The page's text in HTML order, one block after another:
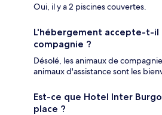
Oui, il y a 2 piscines couvertes.
L'hébergement accepte-t-il
compagnie ?
Désolé, les animaux de
animaux d'assistance sont les
Est-ce que Hotel Inter
place ?